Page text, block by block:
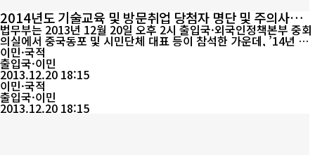
2014년도 기술교육 및 방문취업 당첨자 명단 및 주의사항
안내
법무부는 2013년 12월 20일 오후 2시 출입국·외국인정책본부 중회
의실에서 중국동포 및 시민단체 대표 등이 참석한 가운데, ’14년 상
반기 기술교육 대상자 4만명, ’14년 하반기 방문취업 대상자 4만명
을 공개 전산추첨을 통해 선발하였다고 밝혔다. 법무부는 당첨된 접
수번호 또는 당첨된 접수증을 미끼로 금품 등을 요구할 경우 이에 현
혹되지 말고하이코리아(www.hikorea.go.kr) 홈페이지에서 접속
해 붙임 첨부파일(당...
이민·국적
출입국·이민
2013.12.20 18:15
이민·국적
출입국·이민
2013.12.20 18:15